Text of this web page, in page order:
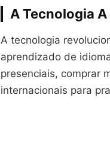
A Tecnologia
A tecnologia
aprendizado de
presenciais, comprar
internacionais para